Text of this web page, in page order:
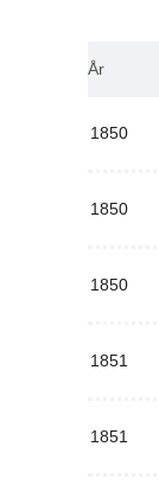
År
1850
1850
1850
1851
1851